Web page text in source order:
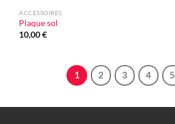
ACCESSOIRES
Plaque sol
10,00€
1 2 3 4 5